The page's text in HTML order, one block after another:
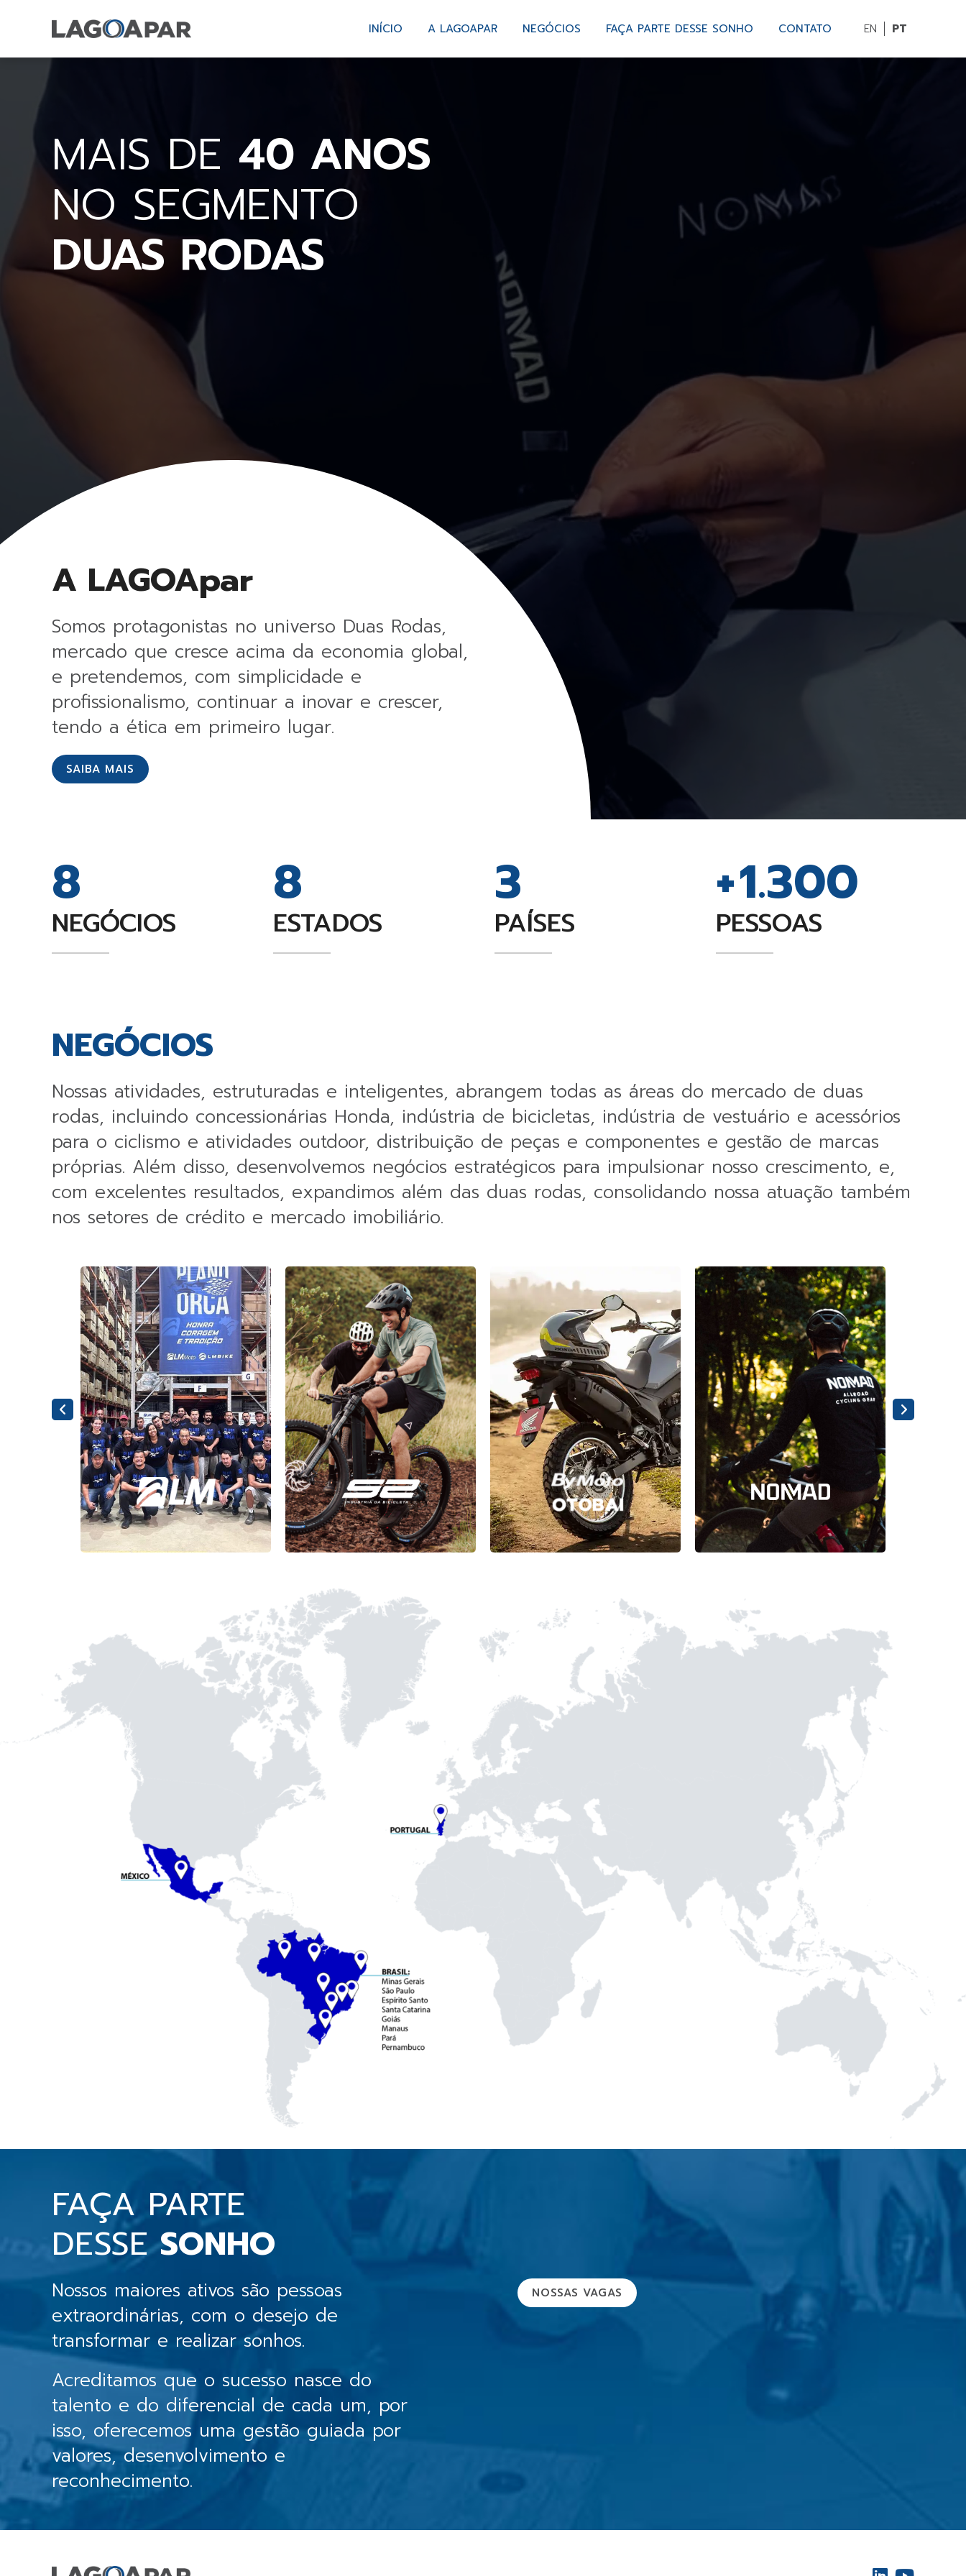
INÍCIO A LAGOAPAR NEGÓCIOS FAÇA PARTE DESSE SONHO CONTATO EN PT
MAIS DE 40 ANOS
NO SEGMENTO
DUAS RODAS
A LAGOApar
Somos protagonistas no universo Duas Rodas,
mercado que cresce acima da economia global,
e pretendemos, com simplicidade e
profissionalismo, continuar a inovar e crescer,
tendo a ética em primeiro lugar.
SAIBA MAIS
8
NEGÓCIOS
8
ESTADOS
3
PAÍSES
+1.300
PESSOAS
NEGÓCIOS
Nossas atividades, estruturadas e inteligentes, abrangem todas as áreas do mercado de duas
rodas, incluindo concessionárias Honda, indústria de bicicletas, indústria de vestuário e acessórios
para o ciclismo e atividades outdoor, distribuição de peças e componentes e gestão de marcas
próprias. Além disso, desenvolvemos negócios estratégicos para impulsionar nosso crescimento, e,
com excelentes resultados, expandimos além das duas rodas, consolidando nossa atuação também
nos setores de crédito e mercado imobiliário.
FAÇA PARTE
DESSESONHO
Nossos maiores ativos são pessoas
extraordinárias, com o desejo de
transformar e realizar sonhos.
Acreditamos que o sucesso nasce do
talento e do diferencial de cada um, por
isso, oferecemos uma gestão guiada por
valores, desenvolvimento e
reconhecimento.
NOSSAS VAGAS